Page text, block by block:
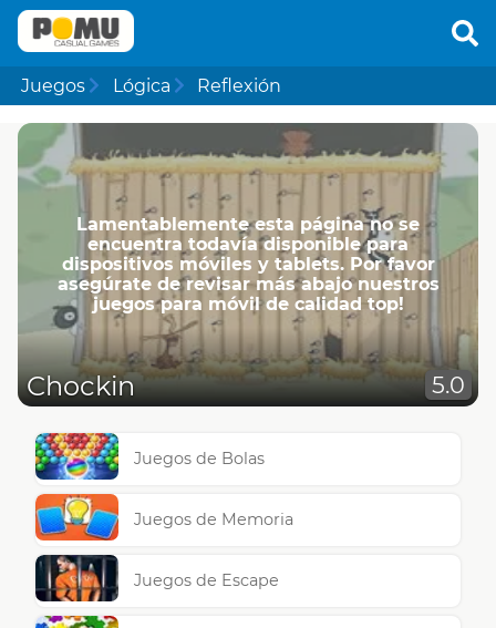
Juegos Lógica Reflexión
Lamentablemente esta página no se
encuentra todavía disponible para
dispositivos móviles y tablets. Por favor
asegúrate de revisar más abajo nuestros
juegos para móvil de calidad top!
Chockin 5.0
Juegos de Bolas
Juegos de Memoria
Juegos de Escape